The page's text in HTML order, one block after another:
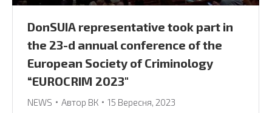
DonSUIA representative took part in
the 23-d annual conference of the
European Society of Criminology
“EUROCRIM 2023″
NEWS Автор ВК 15 Вересня, 2023